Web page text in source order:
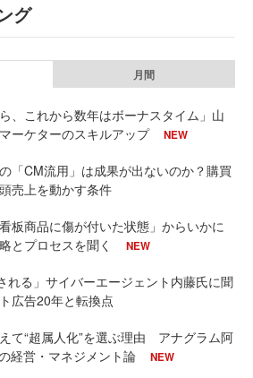
グ
月間
、これから数年はボーナスタイム」山
ーケターのスキルアップ
NEW
「CM流用」は成果が出ないのか？購買
売上を動かす条件
板商品に傷が付いた状態」からいかに
とプロセスを聞く
NEW
れる」サイバーエージェント内藤氏に聞
広告20年と転換点
て“超属人化”を選ぶ理由 アナグラム阿
経営・マネジメント論
NEW